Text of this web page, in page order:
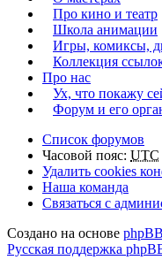
Про кино и театр
Школа анимации
Игры, комиксы,
Коллекция
Про нас
Ух, что покажу
Форум и его
Список форумов
Часовой пояс: UTC
Удалить cookies
Наша команда
Связаться с
Создано на основе phpBB
Русская поддержка